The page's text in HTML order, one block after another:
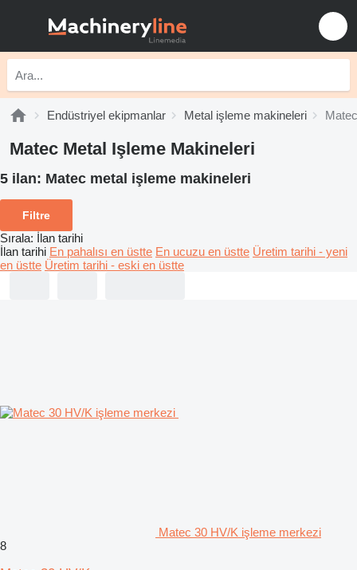
Endüstriyel ekipmanlar Metal işleme makineleri
Matec Metal Işleme Makineleri
5 ilan: Matec metal işleme makineleri
Filtre
Sırala: İlan tarihi
İlan tarihi En pahalısı en üstte En ucuzu en üstte Üretim tarihi - yeni
en üstte Üretim tarihi - eski en üstte
Matec 30 HV/K işleme merkezi
8